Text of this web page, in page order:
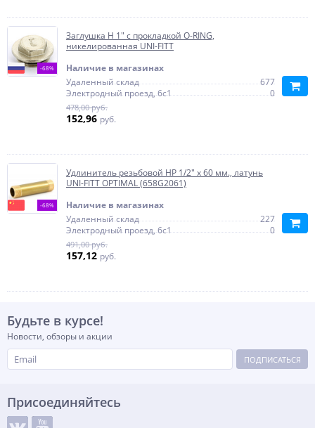
-68%
Заглушка Н 1" с прокладкой O-RING,
никелированная UNI-FITT
Наличие в магазинах
Удаленный склад
677
Электродный проезд, 6с1
0
478,00 руб.
152,96 руб.
-68%
Удлинитель резьбовой НР 1/2" х 60 мм., латунь
UNI-FITT OPTIMAL (658G2061)
Наличие в магазинах
Удаленный склад
227
Электродный проезд, 6с1
0
491,00 руб.
157,12 руб.
Будьте в курсе!
Новости, обзоры и акции
ПОДПИСАТЬСЯ
Присоединяйтесь